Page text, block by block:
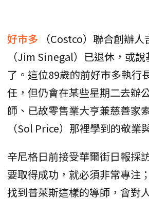
好市多
（Costco）聯合創辦
（Jim Sinegal）已退休，或
了。這位89歲的前好市多執行
任，但仍會在某些星期二去辦
師、已故零售業大亨兼慈善家
（Sol Price）那裡學到的敬業
辛尼格日前接受華爾街日報採
要取得成功，就必須非常專注
找到普萊斯這樣的導師，會對